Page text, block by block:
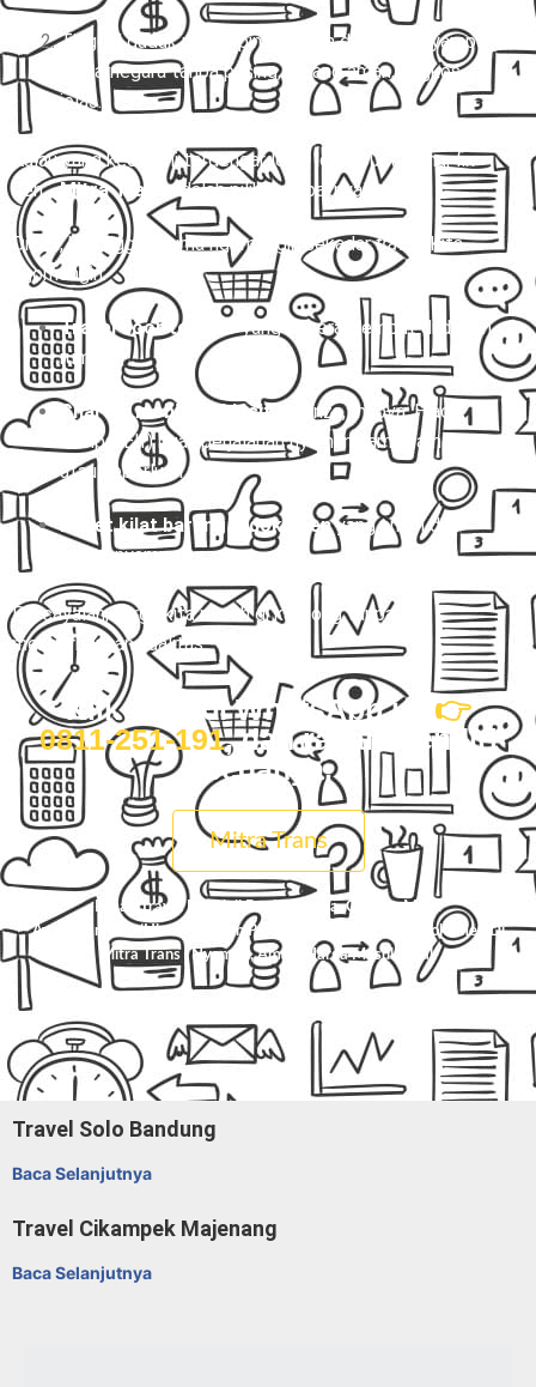
Tinggal duduk manis, pintu rumah dijemput, nyampe
Banjarnegara tanpa pusing, barang aman, ongkos
jelas.
Kalau yang kedua ini terdengar lebih logis buat kamu, fix
deh…Mitra Trans adalah pilihan tepatnya! 🚐✨
Di sini, kita nggak cuma ngomongin sekadartravel
. Kita
ngomongin:
Travel door to dooryang beneran jemput di depan
rumah.
Charter mobil eksklusif(Avanza, Innova, Hiace,
sampai Elf) buat perjalanan nyaman, rame-rame,
atau keperluan pribadi.
Paket kilat barang & dokumenyang aman dan
cepat nyampe.
Percayalah, harga kita ramah di kantong tanpa
mengorbankan kualitas.
Klik tombol WhatsApp ini 👉
0811-251-191, dan rasain sendiri
bedanya.
Mitra Trans
Pesan Travel Boyolali Banjarnegara, Charter Mobil
Avanza/Innova/Hiace/Elf, Dan Paket Kilat Barang Atau Dokumen Di
Mitra Trans. Nyaman, Aman, Harga Masuk Akal.
Travel Solo Bandung
Baca Selanjutnya
Travel Cikampek Majenang
Baca Selanjutnya